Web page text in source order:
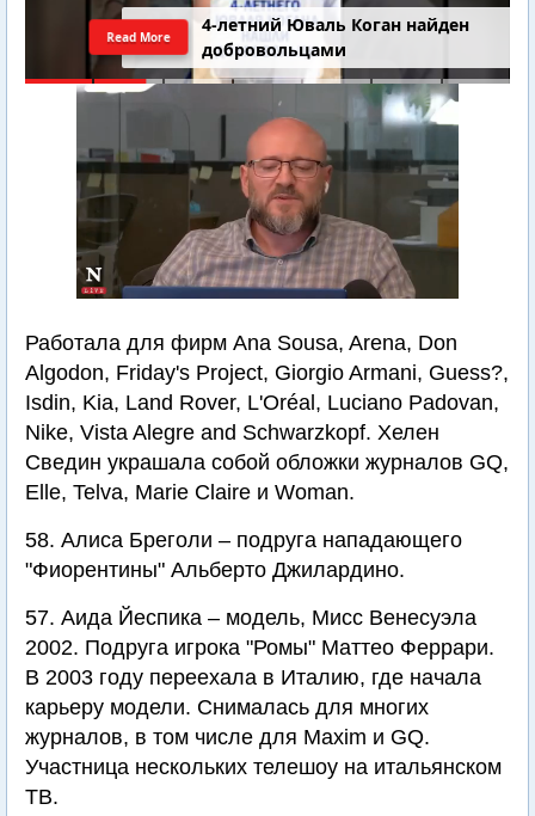
4-летний Юваль Коган найден
добровольцами
Read More
Работала для фирм Ana Sousa, Arena, Don
Algodon, Friday's Project, Giorgio Armani, Guess?,
Isdin, Kia, Land Rover, L'Oréal, Luciano Padovan,
Nike, Vista Alegre and Schwarzkopf. Хелен
Сведин украшала собой обложки журналов GQ,
Elle, Telva, Marie Claire и Woman.
58. Алиса Бреголи – подруга нападающего
"Фиорентины" Альберто Джилардино.
57. Аида Йеспика – модель, Мисс Венесуэла
2002. Подруга игрока "Ромы" Маттео Феррари.
В 2003 году переехала в Италию, где начала
карьеру модели. Снималась для многих
журналов, в том числе для Maxim и GQ.
Участница нескольких телешоу на итальянском
ТВ.